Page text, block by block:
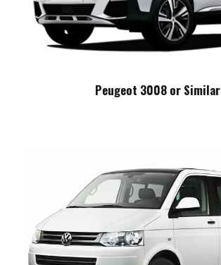
Peugeot 3008 or Similar